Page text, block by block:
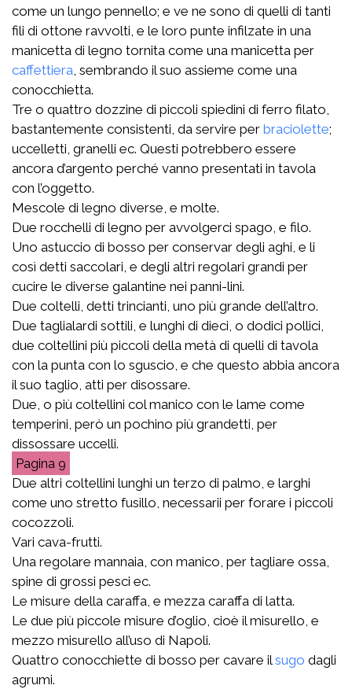
come un lungo pennello; e ve ne sono di quelli di tanti
fili di ottone ravvolti, e le loro punte infilzate in una
manicetta di legno tornita come una manicetta per
caffettiera , sembrando il suo assieme come una
conocchietta.
Tre o quattro dozzine di piccoli spiedini di ferro filato,
bastantemente consistenti, da servire per braciolette;
uccelletti, granelli ec. Questi potrebbero essere
ancora d’argento perché vanno presentati in tavola
con l’oggetto.
Mescole di legno diverse, e molte.
Due rocchelli di legno per avvolgerci spago, e filo.
Uno astuccio di bosso per conservar degli aghi, e li
così detti saccolari, e degli altri regolari grandi per
cucire le diverse galantine nei panni-lini.
Due coltelli, detti trincianti, uno più grande dell’altro.
Due taglialardi sottili, e lunghi di dieci, o dodici pollici,
due coltellini più piccoli della metà di quelli di tavola
con la punta con lo sguscio, e che questo abbia ancora
il suo taglio, atti per disossare.
Due, o più coltellini col manico con le lame come
temperini, però un pochino più grandetti, per
dissossare uccelli.
9
Due altri coltellini lunghi un terzo di palmo, e larghi
come uno stretto fusillo, necessarii per forare i piccoli
cocozzoli.
Vari cava-frutti.
Una regolare mannaia, con manico, per tagliare ossa,
spine di grossi pesci ec.
Le misure della caraffa, e mezza caraffa di latta.
Le due più piccole misure d’oglio, cioè il misurello, e
mezzo misurello all’uso di Napoli.
Quattro conocchiette di bosso per cavare ilsugo dagli
agrumi.